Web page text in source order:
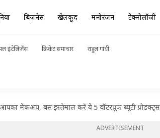
बिज़नेस खेलकूद मनोरंजन टेक्नोलॉजी
इंटेलिजेंस क्रिकेट समाचार राहुल गांधी
मेकअप, बस इस्तेमाल करें ये 5 वॉटरप्रूफ ब्यूटी प्रोडक्ट्स
ADVERTISEMENT